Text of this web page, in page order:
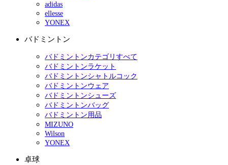
adidas
ellesse
YONEX
バドミントン
バドミントンカテゴリすべて
バドミントンラケット
バドミントンシャトルコック
バドミントンウェア
バドミントンシューズ
バドミントンバッグ
バドミントン用品
MIZUNO
Wilson
YONEX
卓球